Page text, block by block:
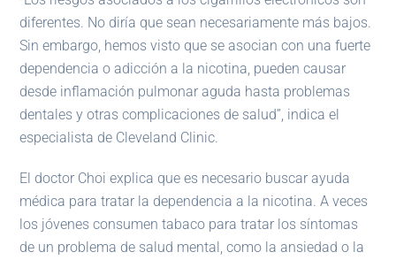
diferentes. No diría que sean necesariamente más bajos.
Sin embargo, hemos visto que se asocian con una fuerte
dependencia o adicción a la nicotina, pueden causar
desde inflamación pulmonar aguda hasta problemas
dentales y otras complicaciones de salud”, indica el
especialista de Cleveland Clinic.
El doctor Choi explica que es necesario buscar ayuda
médica para tratar la dependencia a la nicotina. A veces
los jóvenes consumen tabaco para tratar los síntomas
de un problema de salud mental, como la ansiedad o la